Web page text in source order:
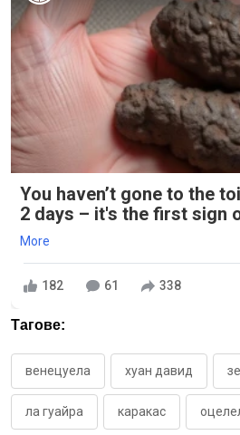
You haven’t gone to the
2 days – it's the first sign
More
182 61 338
Тагове:
венецуела хуан давид
ла гуайра каракас